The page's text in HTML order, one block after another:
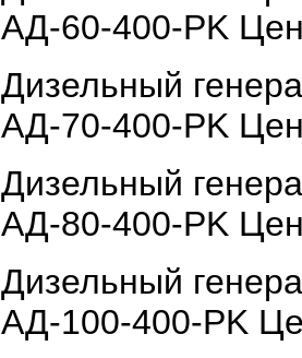
АД-60-400-РK
Дизельный
АД-70-400-РK
Дизельный
АД-80-400-РK
Дизельный
АД-100-400-РK